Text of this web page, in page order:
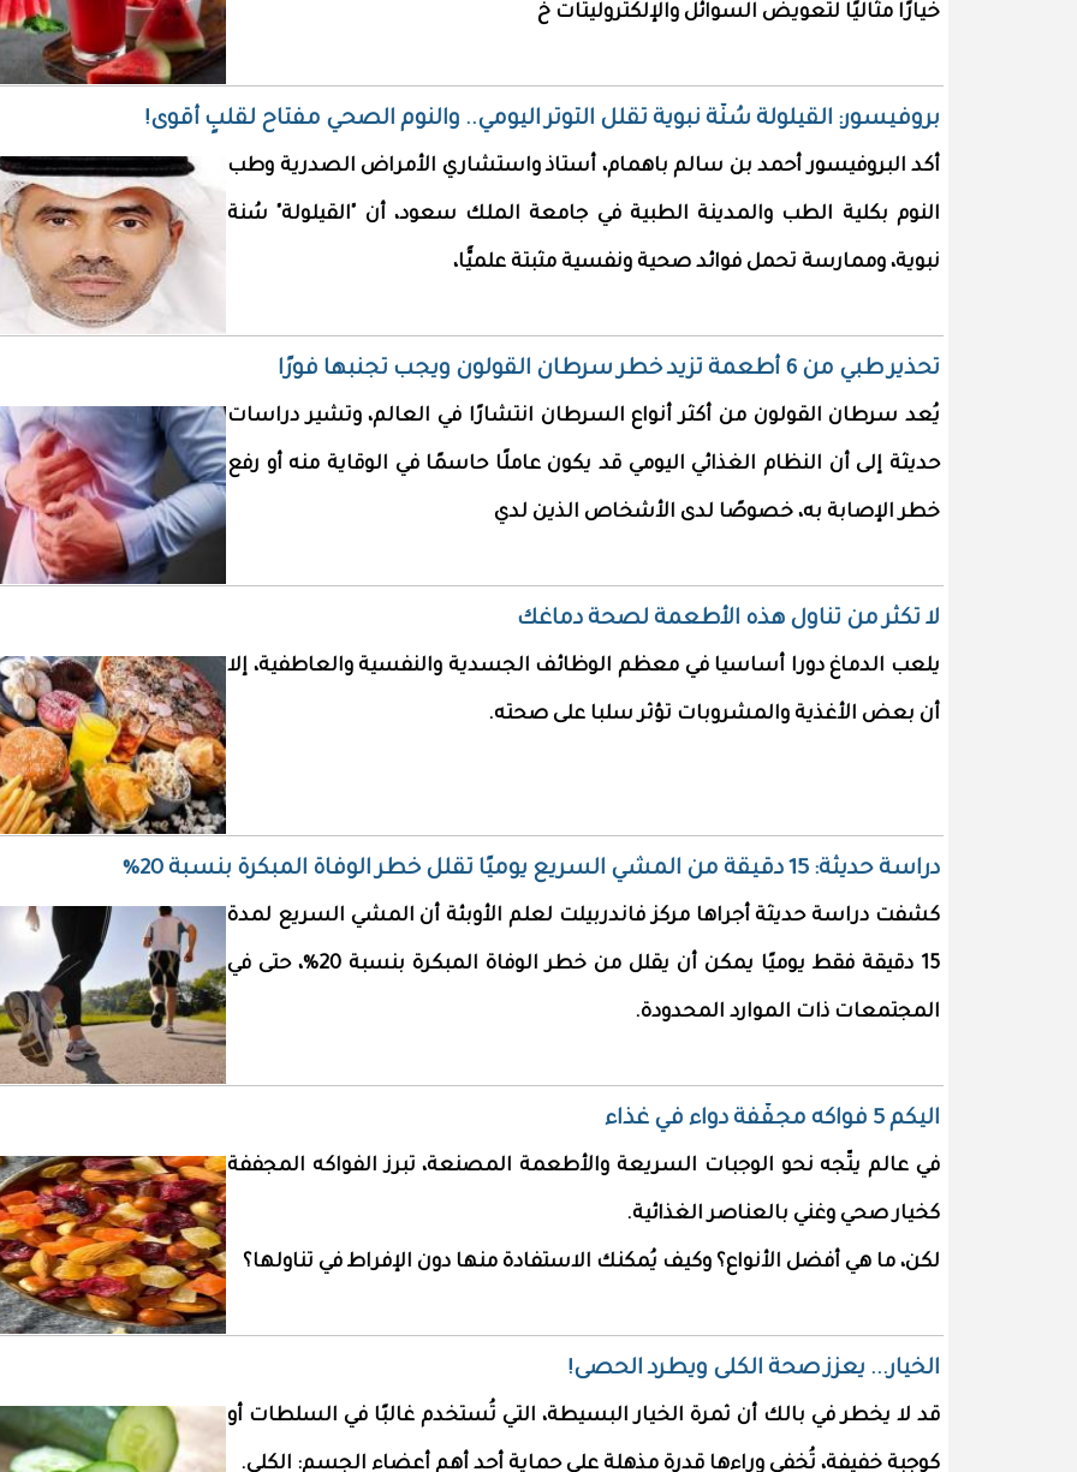
خيارًا مثاليًا لتعويض السوائل والإلكتروليتات خ
بروفيسور: القيلولة سُنَّة نبوية تقلل التوتر اليومي.. والنوم الصحي مفتاح لقلبٍ أقوى!
أكد البروفيسور أحمد بن سالم باهمام، أستاذ واستشاري الأمراض الصدرية وطب
النوم بكلية الطب والمدينة الطبية في جامعة الملك سعود، أن "القيلولة" سُنة
نبوية، وممارسة تحمل فوائد صحية ونفسية مثبتة علميًّا،
تحذير طبي من 6 أطعمة تزيد خطر سرطان القولون ويجب تجنبها فورًا
يُعد سرطان القولون من أكثر أنواع السرطان انتشارًا في العالم، وتشير دراسات
حديثة إلى أن النظام الغذائي اليومي قد يكون عاملًا حاسمًا في الوقاية منه أو رفع
خطر الإصابة به، خصوصًا لدى الأشخاص الذين لدي
لا تكثر من تناول هذه الأطعمة لصحة دماغك
يلعب الدماغ دورا أساسيا في معظم الوظائف الجسدية والنفسية والعاطفية، إلا
أن بعض الأغذية والمشروبات تؤثر سلبا على صحته.
دراسة حديثة: 15 دقيقة من المشي السريع يوميًا تقلل خطر الوفاة المبكرة بنسبة 20%
كشفت دراسة حديثة أجراها مركز فاندربيلت لعلم الأوبئة أن المشي السريع لمدة
15 دقيقة فقط يوميًا يمكن أن يقلل من خطر الوفاة المبكرة بنسبة 20%، حتى في
المجتمعات ذات الموارد المحدودة.
اليكم 5 فواكه مجفّفة دواء في غذاء
في عالم يتّجه نحو الوجبات السريعة والأطعمة المصنعة، تبرز الفواكه المجففة
كخيار صحي وغني بالعناصر الغذائية.
لكن، ما هي أفضل الأنواع؟ وكيف يُمكنك الاستفادة منها دون الإفراط في تناولها؟
الخيار... يعزز صحة الكلى ويطرد الحصى!
قد لا يخطر في بالك أن ثمرة الخيار البسيطة، التي تُستخدم غالبًا في السلطات أو
كوجبة خفيفة، تُخفي وراءها قدرة مذهلة على حماية أحد أهم أعضاء الجسم: الكلى.